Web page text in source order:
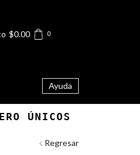
$0.00 0
Ayuda
ÚNICOS
Regresar